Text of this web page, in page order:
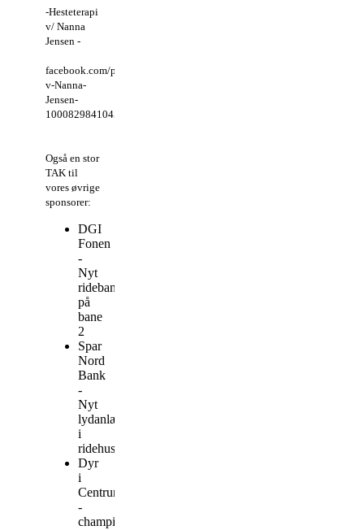
-Hesteterapi
v/ Nanna
Jensen -
facebook.com/p/Hesteterapi-
v-Nanna-
Jensen-
100082984104561/
Også en stor
TAK til
vores øvrige
sponsorer:
DGI
Fonen
-
Nyt
ridebanehegn
på
bane
2
Spar
Nord
Bank
-
Nyt
lydanlæg
i
ridehuset
Dyr
i
Centrum
-
championatspræmier